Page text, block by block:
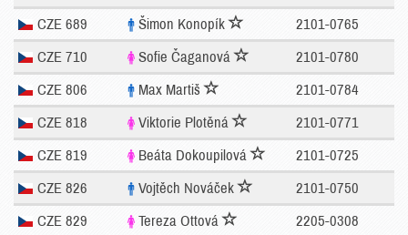
CZE 689 Šimon Konopík 2101-0765
CZE 710 Sofie Čaganová 2101-0780
CZE 806 Max Martiš 2101-0784
CZE 818 Viktorie Plotěná 2101-0771
CZE 819 Beáta Dokoupilová 2101-0725
CZE 826 Vojtěch Nováček 2101-0750
CZE 829 Tereza Ottová 2205-0308